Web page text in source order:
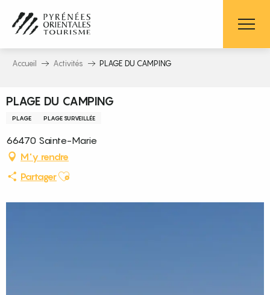
contenu
principal
Accueil Activités PLAGE DU CAMPING
PLAGE DU CAMPING
PLAGE PLAGE SURVEILLÉE
66470 Sainte-Marie
M'y rendre
PartagerAjouter aux favoris